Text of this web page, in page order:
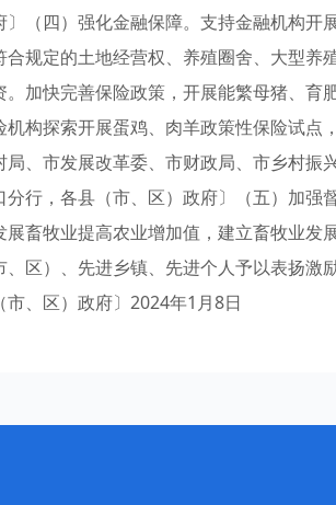
〕（四）强化金融保障。支持金融机构
合规定的土地经营权、养殖圈舍、大型
。加快完善保险政策，开展能繁母猪、
机构探索开展蛋鸡、肉羊政策性保险试
局、市发展改革委、市财政局、市乡村
分行，各县（市、区）政府〕（五）加
展畜牧业提高农业增加值，建立畜牧业
、区）、先进乡镇、先进个人予以表扬
市、区）政府〕2024年1月8日